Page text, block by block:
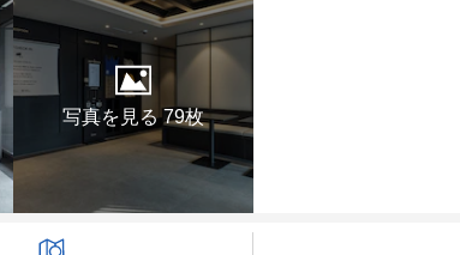
写真を見る 79枚